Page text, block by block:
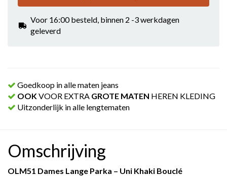
Voor 16:00 besteld, binnen 2 -3 werkdagen
geleverd
Goedkoop in alle maten jeans
OOKVOOR EXTRA GROTE MATEN HEREN KLEDING
Uitzonderlijk in alle lengtematen
Omschrijving
OLM51 Dames Lange Parka – Uni Khaki Bouclé